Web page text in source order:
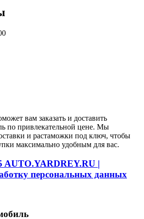
вам заказать и доставить
по привлекательной цене. Мы
и растаможки под ключ, чтобы
максимально удобным для вас.
AUTO.YARDREY.RU |
персональных данных